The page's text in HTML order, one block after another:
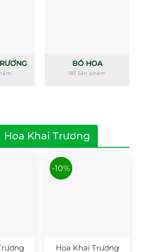
BÓ HOA
181 Sản phẩm
Hoa Khai Trương
-10%
Hoa Khai Trương